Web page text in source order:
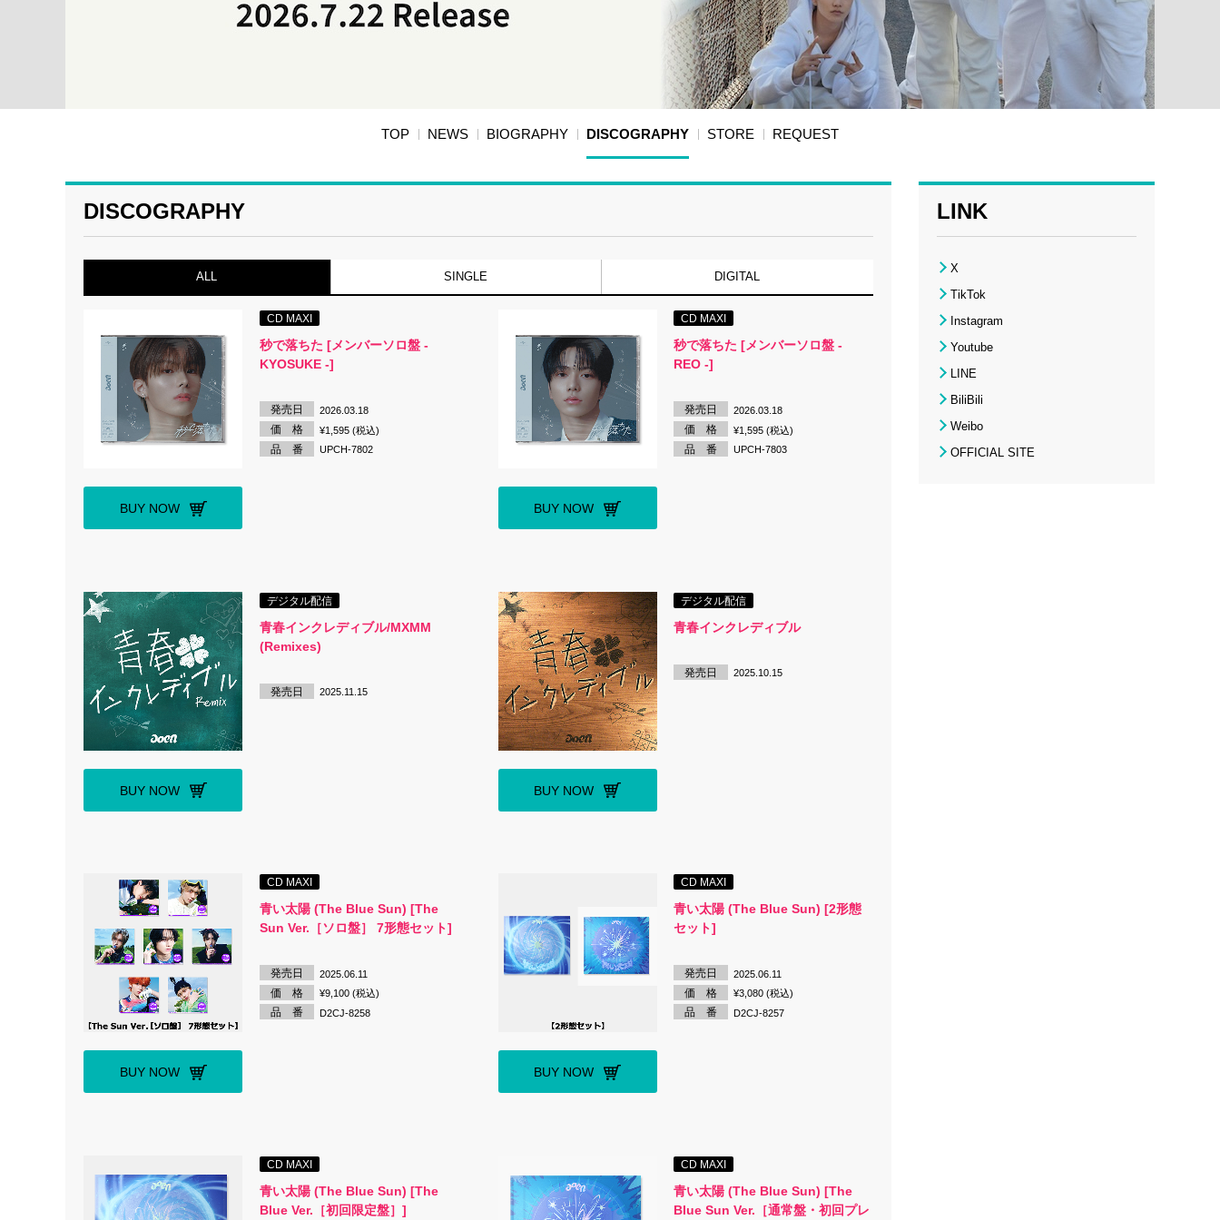
TOP NEWS BIOGRAPHY DISCOGRAPHY STORE REQUEST
DISCOGRAPHY
ALL SINGLE DIGITAL
BUY NOW
CD MAXI
秒で落ちた [メンバーソロ盤 -
KYOSUKE -]
発売日 2026.03.18
価 格 ¥1,595 (税込)
品 番 UPCH-7802
BUY NOW
CD MAXI
秒で落ちた [メンバーソロ盤 -
REO -]
発売日 2026.03.18
価 格 ¥1,595 (税込)
品 番 UPCH-7803
BUY NOW
デジタル配信
青春インクレディブル/MXMM
(Remixes)
発売日 2025.11.15
BUY NOW
デジタル配信
青春インクレディブル
発売日 2025.10.15
BUY NOW
CD MAXI
青い太陽 (The Blue Sun) [The
Sun Ver.［ソロ盤］ 7形態セット]
発売日 2025.06.11
価 格 ¥9,100 (税込)
品 番 D2CJ-8258
BUY NOW
CD MAXI
青い太陽 (The Blue Sun) [2形態
セット]
発売日 2025.06.11
価 格 ¥3,080 (税込)
品 番 D2CJ-8257
CD MAXI
青い太陽 (The Blue Sun) [The
Blue Ver.［初回限定盤］]
CD MAXI
青い太陽 (The Blue Sun) [The
Blue Sun Ver.［通常盤・初回プレ
LINK
X
TikTok
Instagram
Youtube
LINE
BiliBili
Weibo
OFFICIAL SITE